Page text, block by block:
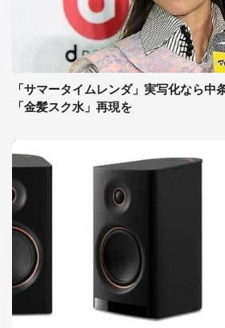
「サマータイムレンダ」実写化なら中
「金髪スク水」再現を